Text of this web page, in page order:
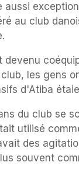
aussi
au club
devenu
club, les gens
d'Atiba
du club se
utilisé
des
souvent